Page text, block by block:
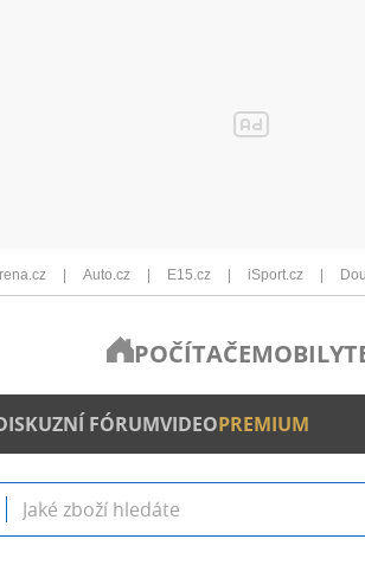
Auto.cz E15.cz iSport.cz
POČÍTAČEMOBILY
FÓRUMVIDEOPREMIUM